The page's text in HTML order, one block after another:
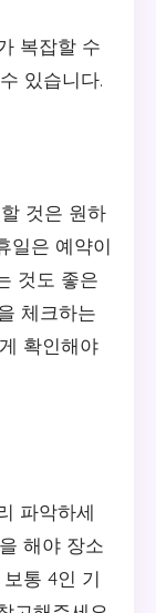
복잡할 수
있습니다.
것은 원하
일은 예약이
것도 좋은
체크하는
확인해야
파악하세
해야 장소
통 4인 기